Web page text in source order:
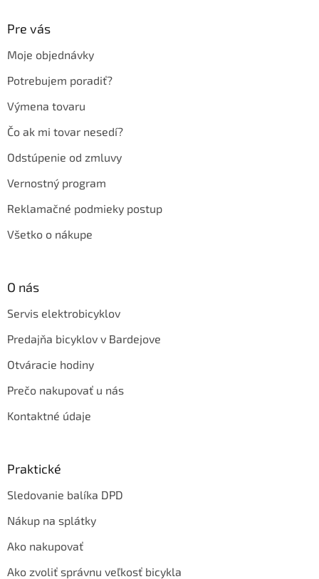
Pre vás
Moje objednávky
Potrebujem poradiť?
Výmena tovaru
Čo ak mi tovar nesedí?
Odstúpenie od zmluvy
Vernostný program
Reklamačné podmieky postup
Všetko o nákupe
O nás
Servis elektrobicyklov
Predajňa bicyklov v Bardejove
Otváracie hodiny
Prečo nakupovať u nás
Kontaktné údaje
Praktické
Sledovanie balíka DPD
Nákup na splátky
Ako nakupovať
Ako zvoliť správnu veľkosť bicykla